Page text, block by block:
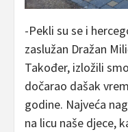
-Pekli su se i
zaslužan Dražan
Također, izložili
dočarao dašak
godine. Najveća
na licu naše djece,